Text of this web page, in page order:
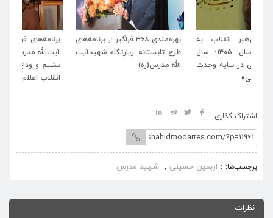
بهره‌مندی ۳۶۸ فراگیر از برنامه‌های
طرح تابستانه زیارتگاه شهیدآیت
الله مدرس(ره)
برنامه‌های فرهنگی زیارتگاه شهید
آیت‌الله مدرس (ره) همزمان با ایام
تشیع و وداع و بدرقه رهبر شهید
اشتراک گذاری :
برچسب‌ها: اربعین حسینی , شهید مدرس
نظرات